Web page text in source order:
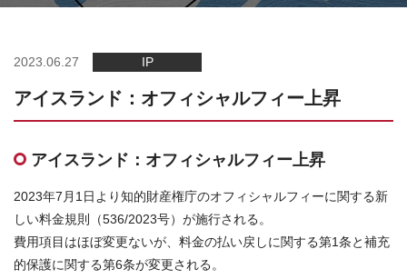
ENGLISH
お問合せはこちら
資料ダウンロード
2023.06.27 IP
アイスランド：オフィシャルフィー上昇
アイスランド：オフィシャルフィー上昇
2023年7月1日より知的財産権庁のオフィシャルフィーに関する新
しい料金規則（536/2023号）が施行される。
費用項目はほぼ変更ないが、料金の払い戻しに関する第1条と補充
的保護に関する第6条が変更される。